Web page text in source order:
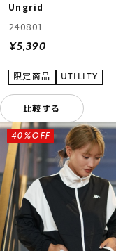
Ungrid
240801
¥5,390
比較する
40%OFF